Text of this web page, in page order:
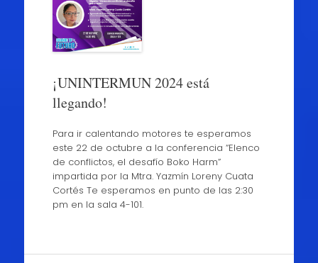
¡UNINTERMUN 2024 está
llegando!
Para ir calentando motores te esperamos
este 22 de octubre a la conferencia “Elenco
de conflictos, el desafío Boko Harm”
impartida por la Mtra. Yazmín Loreny Cuata
Cortés Te esperamos en punto de las 2:30
pm en la sala 4-101.